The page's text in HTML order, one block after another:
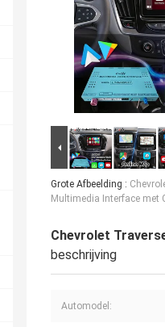
Grote Afbeelding :
Multimedia Interface met
Chevrolet
beschrijving
Automodel: